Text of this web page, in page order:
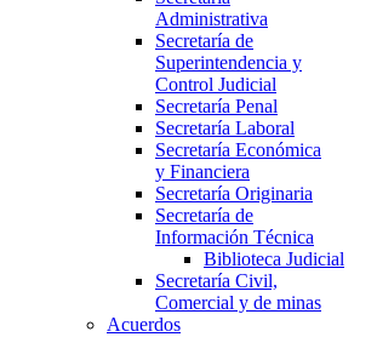
Administrativa
Secretaría de
Superintendencia y
Control Judicial
Secretaría Penal
Secretaría Laboral
Secretaría Económica
y Financiera
Secretaría Originaria
Secretaría de
Información Técnica
Biblioteca Judicial
Secretaría Civil,
Comercial y de minas
Acuerdos